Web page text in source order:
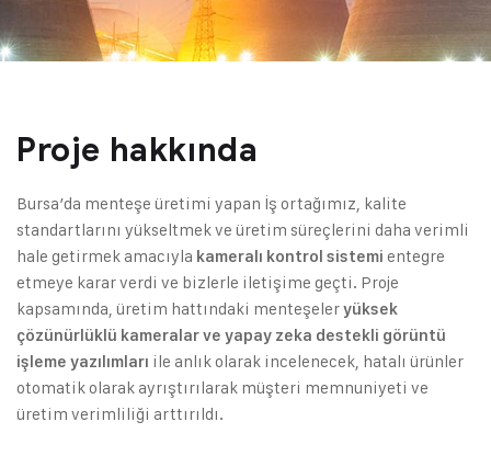
Proje hakkında
Bursa’da menteşe üretimi yapan İş ortağımız, kalite
standartlarını yükseltmek ve üretim süreçlerini daha verimli
hale getirmek amacıyla kameralı kontrol sistemi entegre
etmeye karar verdi ve bizlerle iletişime geçti. Proje
kapsamında, üretim hattındaki menteşeleryüksek
çözünürlüklü kameralar ve yapay zeka destekli görüntü
işleme yazılımları ile anlık olarak incelenecek, hatalı ürünler
otomatik olarak ayrıştırılarak müşteri memnuniyeti ve
üretim verimliliği arttırıldı.